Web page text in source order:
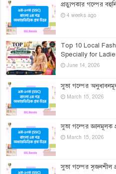
প্রত্যুপকার গল্পের
4 weeks ago
Top 10 Local
Specially for
June 14, 2026
সুভা গল্পের
March 15, 2026
সুভা গল্পের জ্ঞানমূলক
March 15, 2026
সুভা গল্পের সৃজনশীল